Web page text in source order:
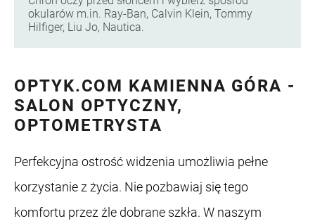
okularów m.in. Ray-Ban, Calvin Klein, Tommy
Hilfiger, Liu Jo, Nautica.
OPTYK.COM KAMIENNA GÓRA -
SALON OPTYCZNY,
OPTOMETRYSTA
Perfekcyjna ostrość widzenia umożliwia pełne
korzystanie z życia. Nie pozbawiaj się tego
komfortu przez źle dobrane szkła. W naszym